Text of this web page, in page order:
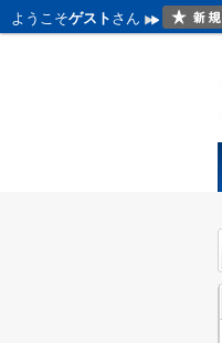
ようこそゲスト さん